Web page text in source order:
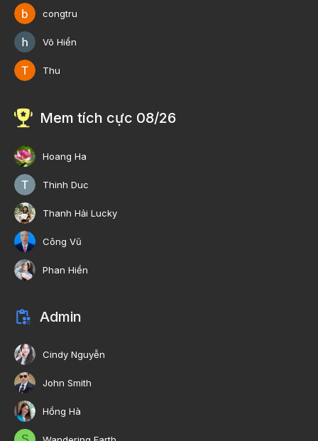
congtru
Võ Hiền
Thu
Mem tích cực 08/26
Hoang Ha
Thinh Duc
Thanh Hải Lucky
Công Vũ
Phan Hiền
Admin
Cindy Nguyễn
John Smith
Hồng Hà